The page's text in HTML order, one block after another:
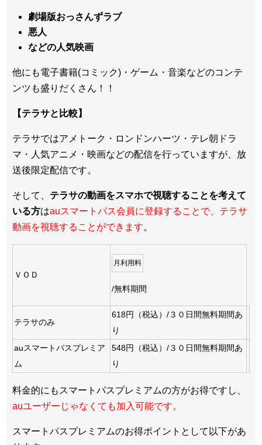
劇場版おっさんずラブ
悪人
などの人気映画
他にも電子書籍(コミック)・ゲーム・音楽などのコンテ
ンツも盛りだくさん！！
【テラサと比較】
テラサではアメトーク・ロンドンハーツ・テレ朝ドラ
マ・人気アニメ・映画などの配信を行っていますが、放
送後限定配信です。
そして、 テラサの動画をスマホで視聴することを考えて
いる方はauスマートパス会員に登録することで、テラサ
動画を視聴することができます。
ＶＯＤ
月利用料
/無料期間
テラサのみ
618円（税込）/３０日間無料期間あ
り
auスマートパスプレミア
ム
548円（税込）/３０日間無料期間あ
り
料金的にもスマートパスプレミアムの方がお得ですし、
auユーザーじゃなくても加入可能です。
スマートパスプレミアムのお得ポイントとして以下があ